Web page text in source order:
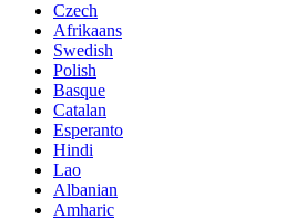
Czech
Afrikaans
Swedish
Polish
Basque
Catalan
Esperanto
Hindi
Lao
Albanian
Amharic